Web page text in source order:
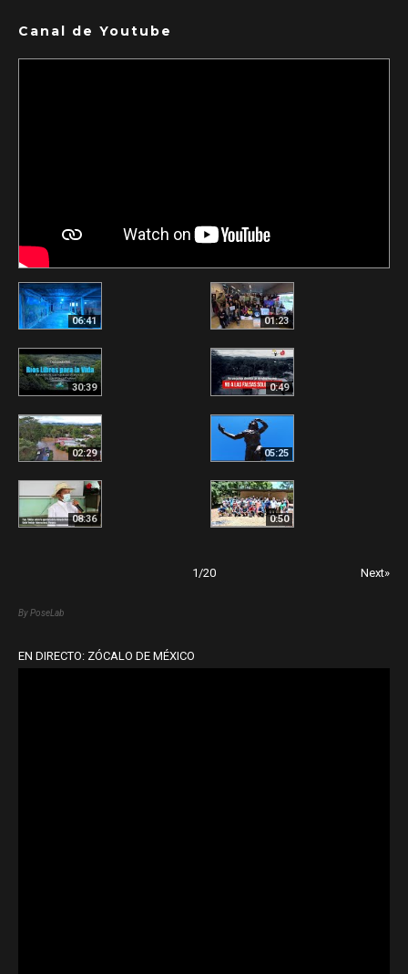
Canal de Youtube
06:41 01:23
30:39 0:49
02:29 05:25
08:36 0:50
1/20 Next»
By PoseLab
EN DIRECTO: ZÓCALO DE MÉXICO